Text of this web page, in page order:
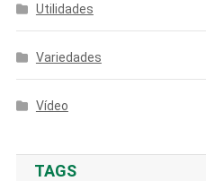
Utilidades
Variedades
Vídeo
TAGS